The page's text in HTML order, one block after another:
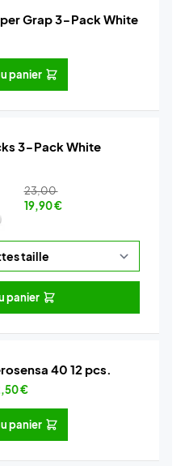
Grap 3-Pack White
panier
3-Pack White
23,00
19,90€
panier
40 12 pcs.
€
panier